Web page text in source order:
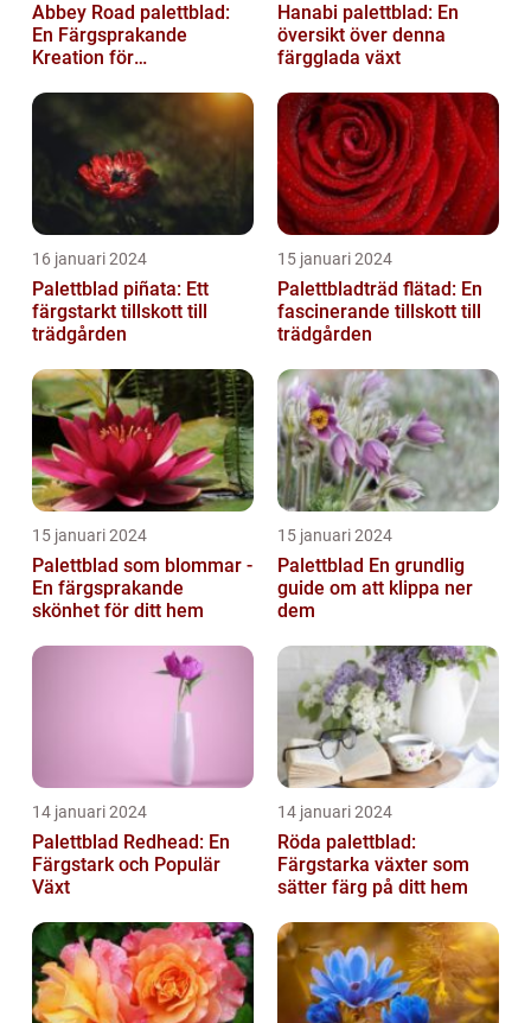
Abbey Road palettblad:
En Färgsprakande
Kreation för
Hanabi palettblad: En
översikt över denna
färgglada växt
16 januari 2024
Palettblad piñata: Ett
färgstarkt tillskott till
trädgården
15 januari 2024
Palettbladträd flätad: En
fascinerande tillskott till
trädgården
15 januari 2024
Palettblad som blommar -
En färgsprakande
skönhet för ditt hem
15 januari 2024
Palettblad En grundlig
guide om att klippa ner
dem
14 januari 2024
Palettblad Redhead: En
Färgstark och Populär
Växt
14 januari 2024
Röda palettblad:
Färgstarka växter som
sätter färg på ditt hem